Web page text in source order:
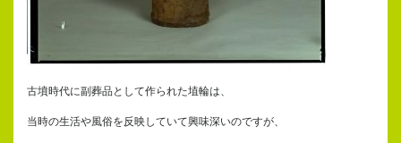
古墳時代に副葬品として作られた埴輪は、
当時の生活や風俗を反映していて興味深いのですが、